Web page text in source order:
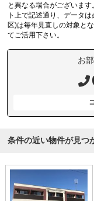
と異なる場合がございま
ト上で記述通り、データ
区)は毎年見直しの対象と
てご活用下さい。
お
条件の近い物件が見つ